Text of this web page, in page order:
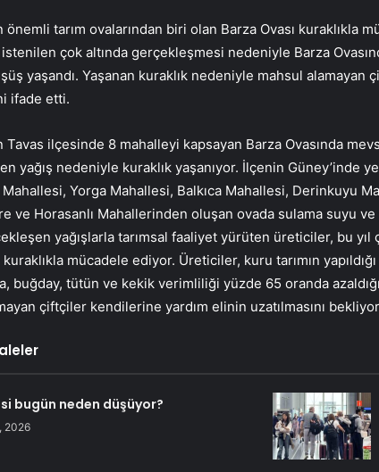
önemli tarım ovalarından biri olan Barza Ovası kuraklıkla
istenilen çok altında gerçekleşmesi nedeniyle Barza
yaşandı. Yaşanan kuraklık nedeniyle mahsul alamayan
ifade etti.
Tavas ilçesinde 8 mahalleyi kapsayan Barza Ovasında
yağış nedeniyle kuraklık yaşanıyor. İlçenin Güney’inde
Yorga Mahallesi, Balkıca Mahallesi, Derinkuyu
ve Horasanlı Mahallerinden oluşan ovada sulama suyu ve
yağışlarla tarımsal faaliyet yürüten üreticiler, bu
mücadele ediyor. Üreticiler, kuru tarımın yapıldığı
buğday, tütün ve kekik verimliliği yüzde 65 oranda
çiftçiler kendilerine yardım elinin uzatılmasını
bugün neden düşüyor?
2026